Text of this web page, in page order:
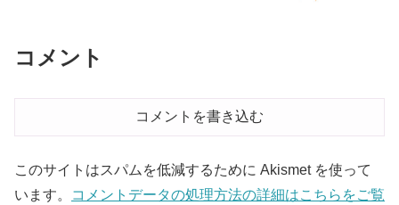
コメント
コメントを書き込む
このサイトはスパムを低減するために Akismet を使って
います。
コメントデータの処理方法の詳細はこちらをご覧